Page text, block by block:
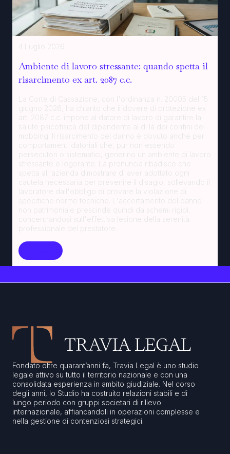
4 Luglio 2026
Ambiente di lavoro stressante: quando spetta il
risarcimento ex art. 2087 c.c.
La Corte di Cassazione, con l'ordinanza n. 20005 del 15
giugno 2026, ha chiarito che il dovere di protezione ex
art. 2087 c.c. impone al datore di lavoro di garantire la
salute psicofisica del dipendente al di là dei confini del
mobbing. Il risarcimento del danno è dovuto anche per
comportamenti datoriali che, pur non essendo
persecutori o sistematici, generino un ambiente di lavoro
stressante e logorante. La pronuncia ribadisce che
spetta all'azienda dimostrare di aver adottato ogni
cautela necessaria per prevenire il disagio, sollevando il
lavoratore dall'obbligo di provare la violazione di
specifiche norme tecniche. L'accertamento del danno
non patrimoniale prescinde quindi da schemi rigidi,
concentrandosi sull'effettiva lesione della serenità
professionale del prestatore.
Fondato oltre quarant’anni fa, Travia Legal è uno studio
legale attivo su tutto il territorio nazionale e con una
consolidata esperienza in ambito giudiziale. Nel corso
degli anni, lo Studio ha costruito relazioni stabili e di
lungo periodo con gruppi societari di rilievo
internazionale, affiancandoli in operazioni complesse e
nella gestione di contenziosi strategici.